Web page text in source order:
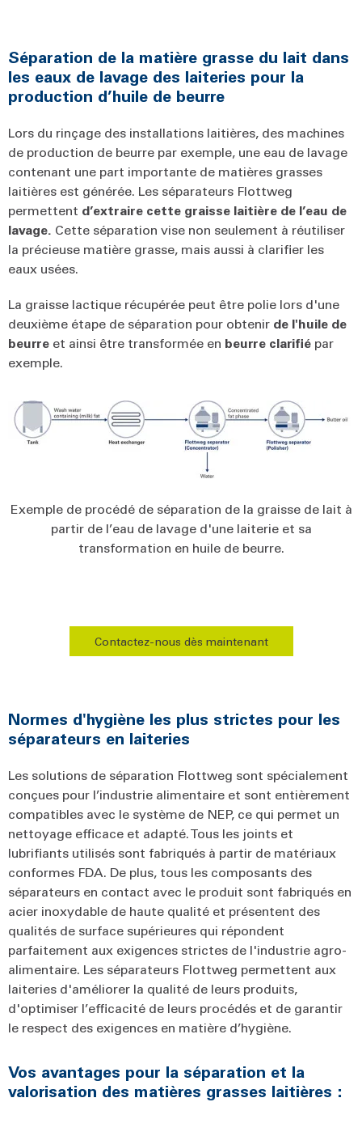
Séparation de la matière grasse du lait dans
les eaux de lavage des laiteries pour la
production d’huile de beurre
Lors du rinçage des installations laitières, des machines
de production de beurre par exemple, une eau de lavage
contenant une part importante de matières grasses
laitières est générée. Les séparateurs Flottweg
permettent d’extraire cette graisse laitière de l’eau de
lavage. Cette séparation vise non seulement à réutiliser
la précieuse matière grasse, mais aussi à clarifier les
eaux usées.
La graisse lactique récupérée peut être polie lors d'une
deuxième étape de séparation pour obtenir de l'huile de
beurre et ainsi être transformée en beurre clarifié par
exemple.
Exemple de procédé de séparation de la graisse de lait à
partir de l’eau de lavage d'une laiterie et sa
transformation en huile de beurre.
Contactez-nous dès maintenant
Normes d'hygiène les plus strictes pour les
séparateurs en laiteries
Les solutions de séparation Flottweg sont spécialement
conçues pour l’industrie alimentaire et sont entièrement
compatibles avec le système de NEP, ce qui permet un
nettoyage efficace et adapté. Tous les joints et
lubrifiants utilisés sont fabriqués à partir de matériaux
conformes FDA. De plus, tous les composants des
séparateurs en contact avec le produit sont fabriqués en
acier inoxydable de haute qualité et présentent des
qualités de surface supérieures qui répondent
parfaitement aux exigences strictes de l'industrie agro-
alimentaire. Les séparateurs Flottweg permettent aux
laiteries d'améliorer la qualité de leurs produits,
d'optimiser l’efficacité de leurs procédés et de garantir
le respect des exigences en matière d’hygiène.
Vos avantages pour la séparation et la
valorisation des matières grasses laitières :